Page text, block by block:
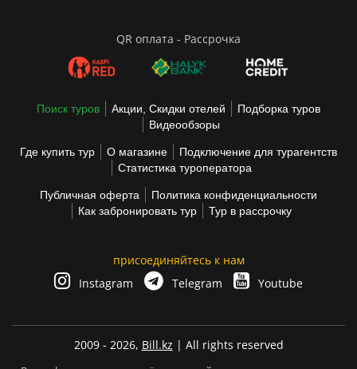
QR оплата - Рассрочка
Поиск туров Акции, Скидки отелей
Подборка туров
Видеообзоры
Где купить тур О магазине
Подключение для турагентств
Статистика туроператора
Публичная оферта
Политика конфиденциальности
Как забронировать тур
Тур в рассрочку
присоединяйтесь к нам
Instagram
Telegram Youtube
2009 - 2026, Bill.kz | All rights reserved